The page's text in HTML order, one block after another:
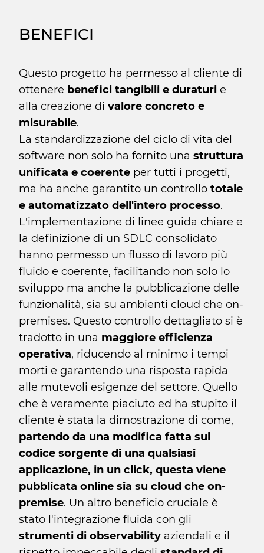
BENEFICI
Questo progetto ha permesso al cliente di
ottenere benefici tangibili e duraturi e
alla creazione di valore concreto e
misurabile.
La standardizzazione del ciclo di vita del
software non solo ha fornito una struttura
unificata e coerente per tutti i progetti,
ma ha anche garantito un controllo totale
e automatizzato dell'intero processo.
L'implementazione di linee guida chiare e
la definizione di un SDLC consolidato
hanno permesso un flusso di lavoro più
fluido e coerente, facilitando non solo lo
sviluppo ma anche la pubblicazione delle
funzionalità, sia su ambienti cloud che on-
premises. Questo controllo dettagliato si è
tradotto in una maggiore efficienza
operativa, riducendo al minimo i tempi
morti e garantendo una risposta rapida
alle mutevoli esigenze del settore. Quello
che è veramente piaciuto ed ha stupito il
cliente è stata la dimostrazione di come,
partendo da una modifica fatta sul
codice sorgente di una qualsiasi
applicazione, in un click, questa viene
pubblicata online sia su cloud che on-
premise. Un altro beneficio cruciale è
stato l'integrazione fluida con gli
strumenti di observability aziendali e il